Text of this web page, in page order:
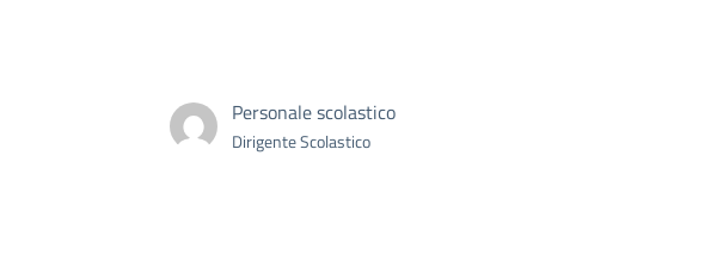
Personale scolastico
Dirigente Scolastico